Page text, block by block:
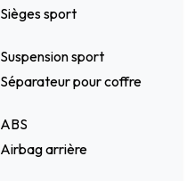
Sièges sport
Suspension sport
Séparateur pour coffre
ABS
Airbag arrière